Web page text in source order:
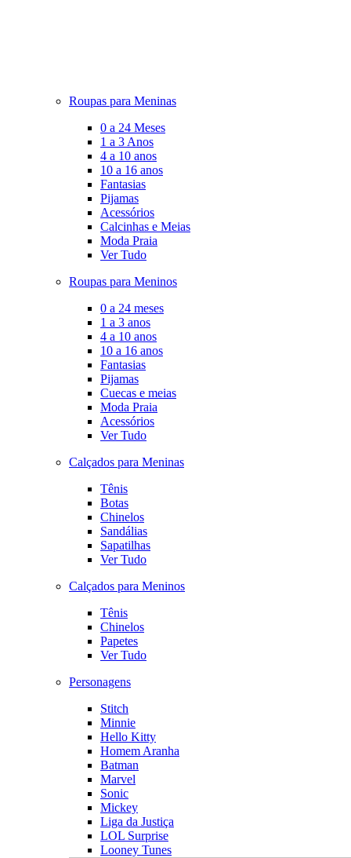
Roupas para Meninas
0 a 24 Meses
1 a 3 Anos
4 a 10 anos
10 a 16 anos
Fantasias
Pijamas
Acessórios
Calcinhas e Meias
Moda Praia
Ver Tudo
Roupas para Meninos
0 a 24 meses
1 a 3 anos
4 a 10 anos
10 a 16 anos
Fantasias
Pijamas
Cuecas e meias
Moda Praia
Acessórios
Ver Tudo
Calçados para Meninas
Tênis
Botas
Chinelos
Sandálias
Sapatilhas
Ver Tudo
Calçados para Meninos
Tênis
Chinelos
Papetes
Ver Tudo
Personagens
Stitch
Minnie
Hello Kitty
Homem Aranha
Batman
Marvel
Sonic
Mickey
Liga da Justiça
LOL Surprise
Looney Tunes